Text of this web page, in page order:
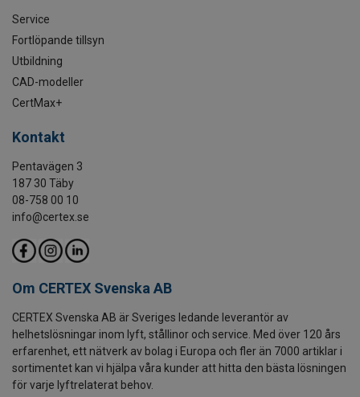
Service
Fortlöpande tillsyn
Utbildning
CAD-modeller
CertMax+
Kontakt
Pentavägen 3
187 30 Täby
08-758 00 10
info@certex.se
Om CERTEX Svenska AB
CERTEX Svenska AB är Sveriges ledande leverantör av
helhetslösningar inom lyft, stållinor och service. Med över 120 års
erfarenhet, ett nätverk av bolag i Europa och fler än 7000 artiklar i
sortimentet kan vi hjälpa våra kunder att hitta den bästa lösningen
för varje lyftrelaterat behov.